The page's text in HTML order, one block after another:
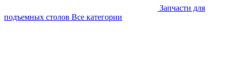
Запчасти для
подъемных столов Все категории